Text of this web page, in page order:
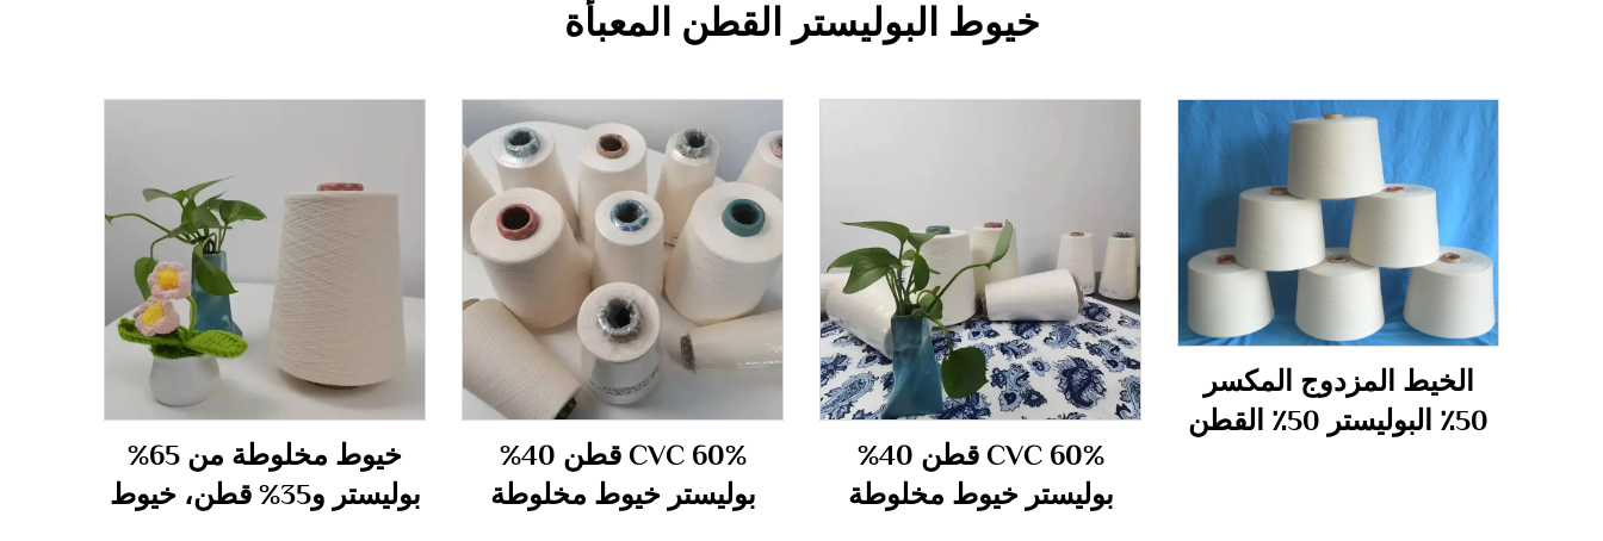
خيوط البوليستر القطن المعبأة
الخيط المزدوج المكسر
50٪ البوليستر 50٪ القطن
CVC 60% قطن 40%
بوليستر خيوط مخلوطة
CVC 60% قطن 40%
بوليستر خيوط مخلوطة
خيوط مخلوطة من 65%
بوليستر و35% قطن، خيوط